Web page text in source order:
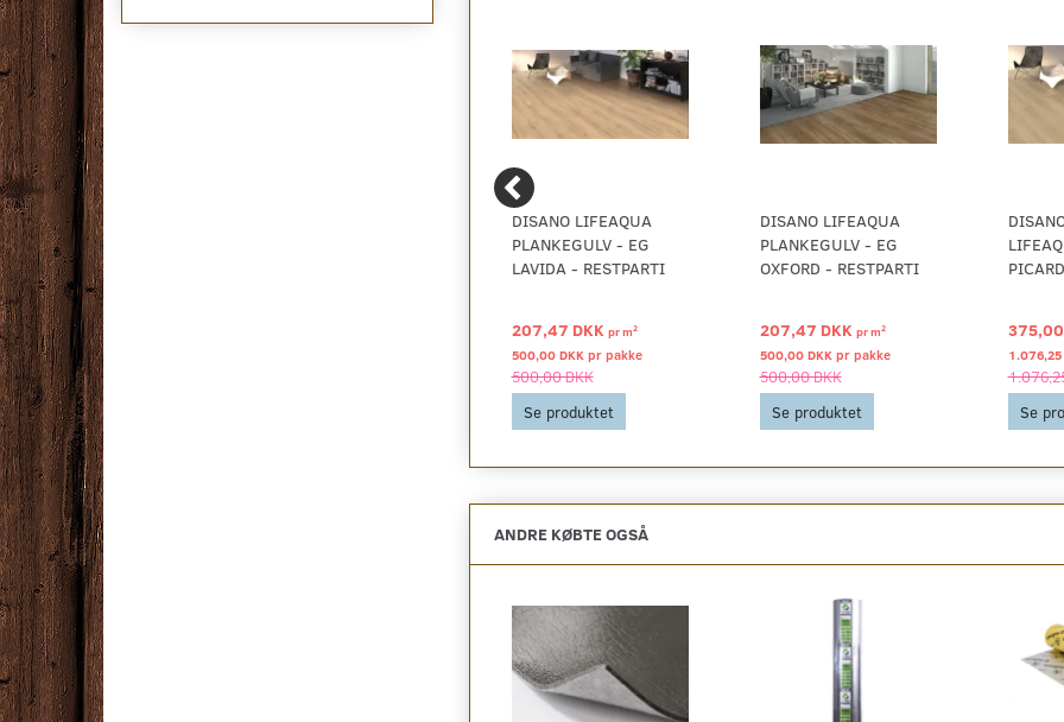
DISANO PLANKEGULV
LIFEAQUA, EG
SHEFFIELD GRÅBRUN
331,95 DKK
800,00 DKK pr
800,00 DKK
Se produktet
DISANO LIFEAQUA
PLANKEGULV - EG
LAVIDA - RESTPARTI
207,47 DKK prm2
500,00 DKK pr pakke
500,00 DKK
Se produktet
DISANO LIFEAQUA
PLANKEGULV - EG
OXFORD - RESTPARTI
207,47 DKK prm2
500,00 DKK pr pakke
500,00 DKK
Se produktet
Se
ANDRE KØBTE OGSÅ